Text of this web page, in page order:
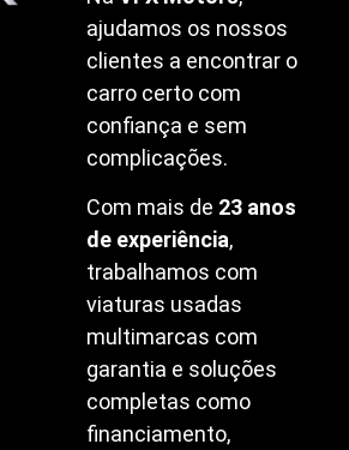
Sobre nós
NaVFX Motors,
ajudamos os nossos
clientes a encontrar o
confiança e sem
complicações.
Com mais de23 anos
de experiência,
trabalhamos com
viaturas usadas
multimarcas com